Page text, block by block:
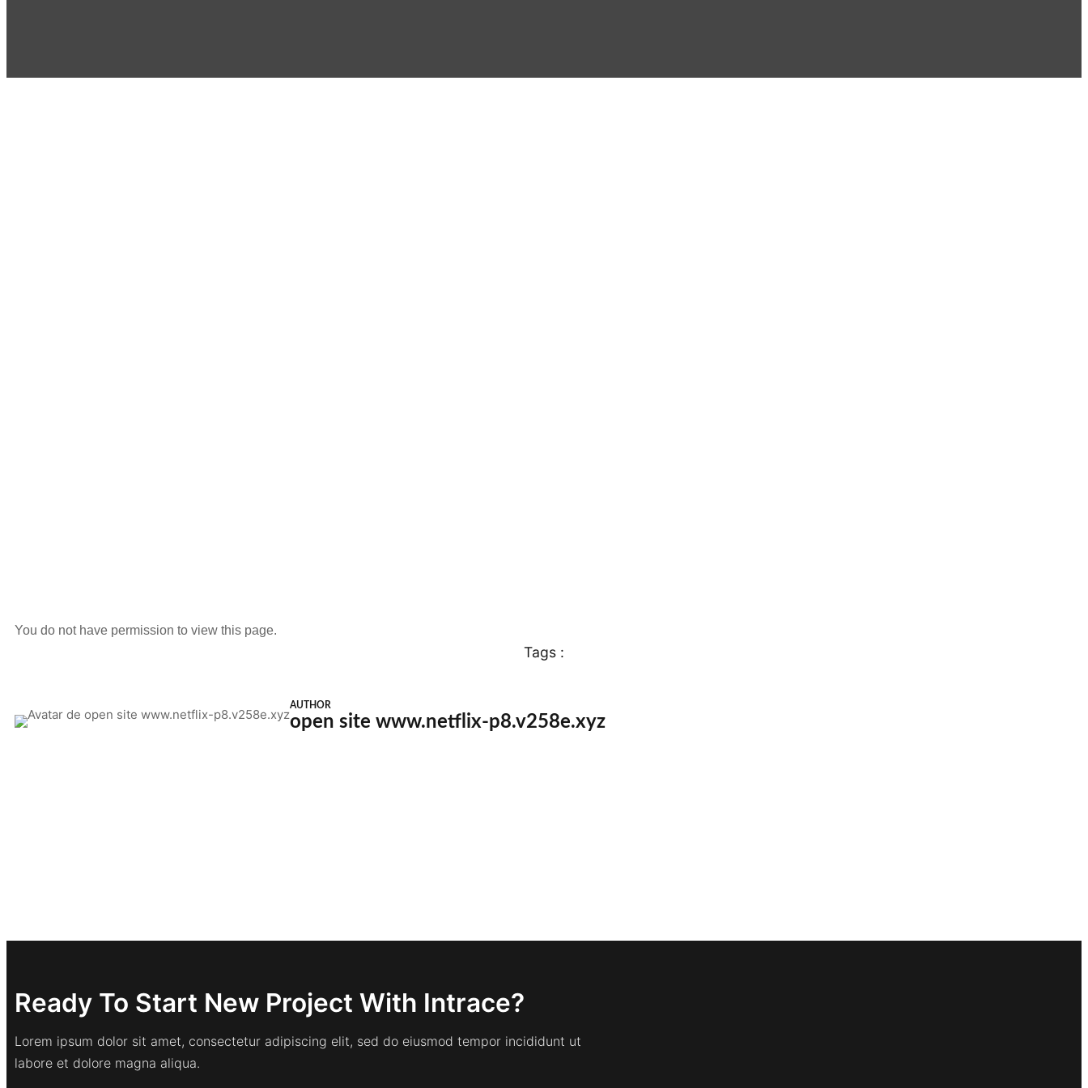
You do not have permission to view this page.
Tags :
AUTHOR
open site www.netflix-p8.v258e.xyz
Ready To Start New Project With Intrace?
Lorem ipsum dolor sit amet, consectetur adipiscing elit, sed do eiusmod tempor incididunt ut
labore et dolore magna aliqua.